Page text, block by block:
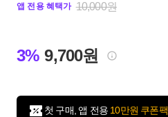
앱 전용 혜택가 10,000원
3% 9,700원
첫 구매, 앱 전용 10만원 쿠폰팩